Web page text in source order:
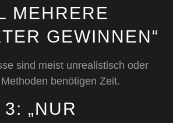
MEHRERE
GEWINNEN“
sind meist unrealistisch oder
benötigen Zeit.
„NUR